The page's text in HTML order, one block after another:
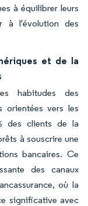
à équilibrer leurs
à l'évolution des
et de la
habitudes des
orientées vers les
des clients de la
à souscrire une
bancaires. Ce
des canaux
où la
significative avec